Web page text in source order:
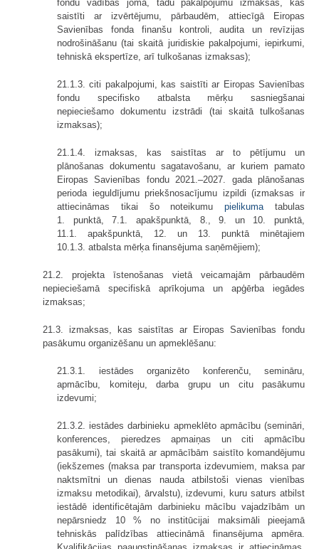
fondu vadības jomā, tādu pakalpojumu izmaksas, kas
saistīti ar izvērtējumu, pārbaudēm, attiecīgā Eiropas
Savienības fonda finanšu kontroli, audita un revīzijas
nodrošināšanu (tai skaitā juridiskie pakalpojumi, iepirkumi,
tehniskā ekspertīze, arī tulkošanas izmaksas);
21.1.3. citi pakalpojumi, kas saistīti ar Eiropas Savienības
fondu specifisko atbalsta mērķu sasniegšanai
nepieciešamo dokumentu izstrādi (tai skaitā tulkošanas
izmaksas);
21.1.4. izmaksas, kas saistītas ar to pētījumu un
plānošanas dokumentu sagatavošanu, ar kuriem pamato
Eiropas Savienības fondu 2021.–2027. gada plānošanas
perioda ieguldījumu priekšnosacījumu izpildi (izmaksas ir
attiecināmas tikai šo noteikumupielikuma tabulas
1. punktā, 7.1. apakšpunktā, 8., 9. un 10. punktā,
11.1. apakšpunktā, 12. un 13. punktā minētajiem
10.1.3. atbalsta mērķa finansējuma saņēmējiem);
21.2. projekta īstenošanas vietā veicamajām pārbaudēm
nepieciešamā specifiskā aprīkojuma un apģērba iegādes
izmaksas;
21.3. izmaksas, kas saistītas ar Eiropas Savienības fondu
pasākumu organizēšanu un apmeklēšanu:
21.3.1. iestādes organizēto konferenču, semināru,
apmācību, komiteju, darba grupu un citu pasākumu
izdevumi;
21.3.2. iestādes darbinieku apmeklēto apmācību (semināri,
konferences, pieredzes apmaiņas un citi apmācību
pasākumi), tai skaitā ar apmācībām saistīto komandējumu
(iekšzemes (maksa par transporta izdevumiem, maksa par
naktsmītni un dienas nauda atbilstoši vienas vienības
izmaksu metodikai), ārvalstu), izdevumi, kuru saturs atbilst
iestādē identificētajām darbinieku mācību vajadzībām un
nepārsniedz 10 % no institūcijai maksimāli pieejamā
tehniskās palīdzības attiecināmā finansējuma apmēra.